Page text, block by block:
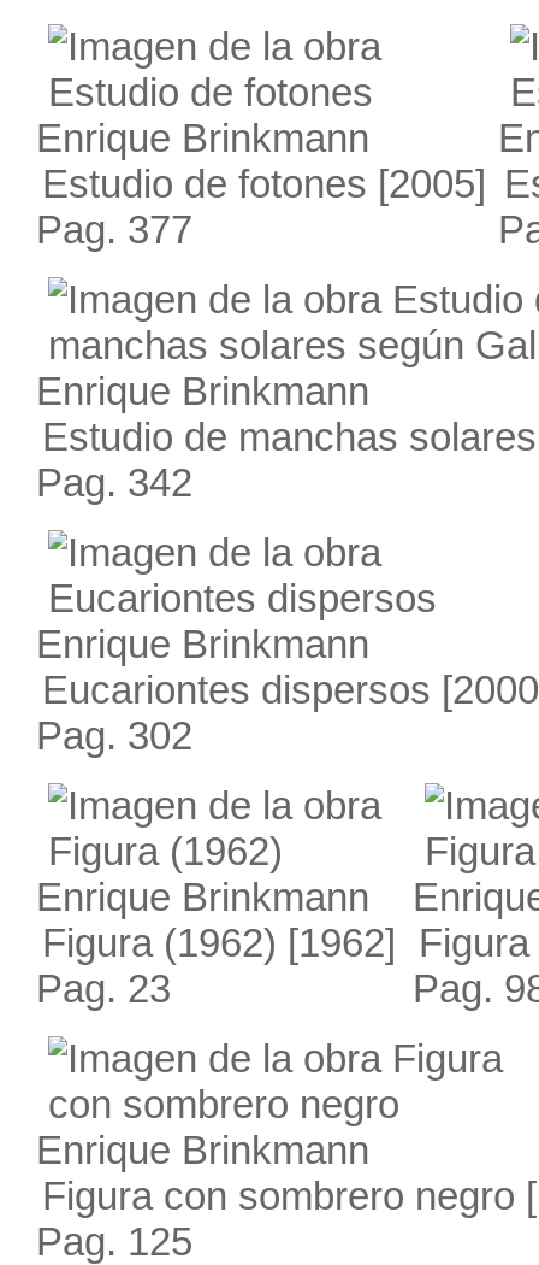
Enrique Brinkmann
Estudio de fotones [2005]
Pag. 377
Enrique Brinkmann
Estudio de manchas
Pag. 342
Enrique Brinkmann
Eucariontes dispersos
Pag. 302
Enrique Brinkmann
Figura (1962) [1962]
Pag. 23
Pag.
Enrique Brinkmann
Figura con sombrero negro
Pag. 125